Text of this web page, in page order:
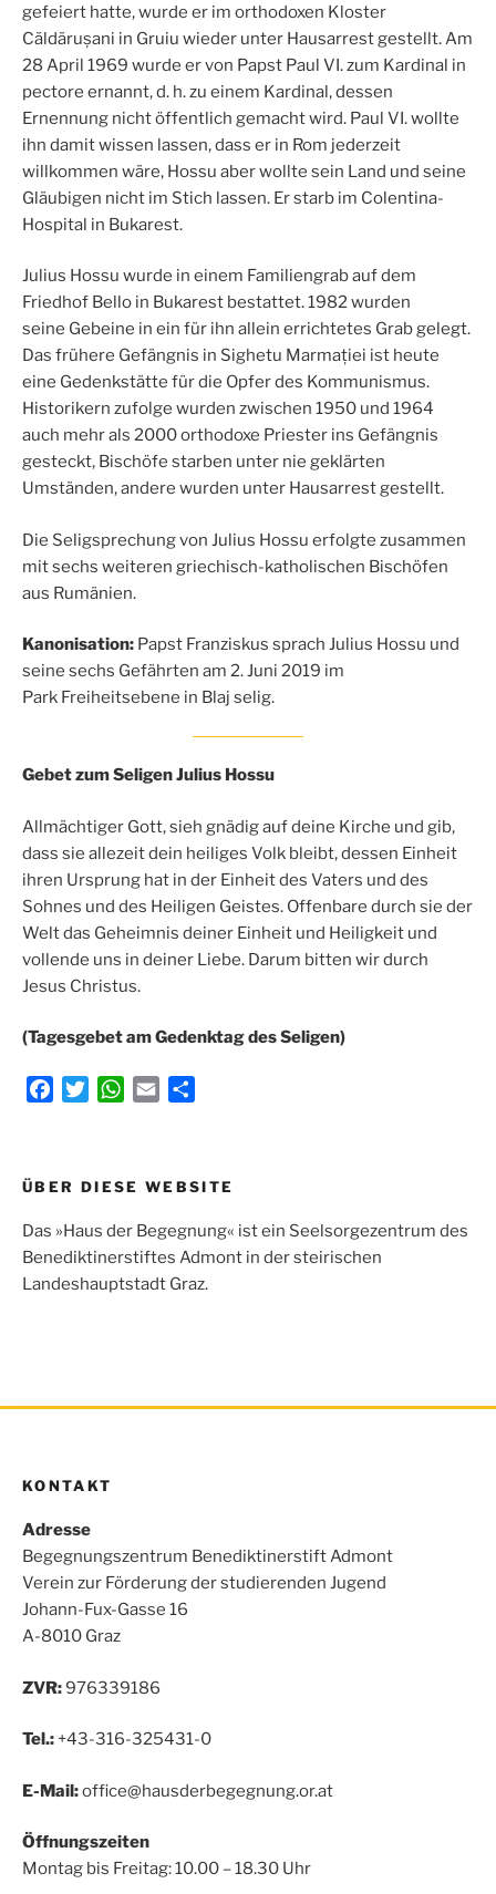
gefeiert hatte, wurde er im orthodoxen Kloster
Căldărușani in Gruiu wieder unter Hausarrest gestellt. Am
28 April 1969 wurde er von Papst Paul VI. zum Kardinal in
pectore ernannt, d. h. zu einem Kardinal, dessen
Ernennung nicht öffentlich gemacht wird. Paul VI. wollte
ihn damit wissen lassen, dass er in Rom jederzeit
willkommen wäre, Hossu aber wollte sein Land und seine
Gläubigen nicht im Stich lassen. Er starb im Colentina-
Hospital in Bukarest.
Julius Hossu wurde in einem Familiengrab auf dem
Friedhof Bello in Bukarest bestattet. 1982 wurden
seine Gebeine in ein für ihn allein errichtetes Grab gelegt.
Das frühere Gefängnis in Sighetu Marmației ist heute
eine Gedenkstätte für die Opfer des Kommunismus.
Historikern zufolge wurden zwischen 1950 und 1964
auch mehr als 2000 orthodoxe Priester ins Gefängnis
gesteckt, Bischöfe starben unter nie geklärten
Umständen, andere wurden unter Hausarrest gestellt.
Die Seligsprechung von Julius Hossu erfolgte zusammen
mit sechs weiteren griechisch-katholischen Bischöfen
aus Rumänien.
Kanonisation: Papst Franziskus sprach Julius Hossu und
seine sechs Gefährten am 2. Juni 2019 im
Park Freiheitsebene in Blaj selig.
Gebet zum Seligen Julius Hossu
Allmächtiger Gott, sieh gnädig auf deine Kirche und gib,
dass sie allezeit dein heiliges Volk bleibt, dessen Einheit
ihren Ursprung hat in der Einheit des Vaters und des
Sohnes und des Heiligen Geistes. Offenbare durch sie der
Welt das Geheimnis deiner Einheit und Heiligkeit und
vollende uns in deiner Liebe. Darum bitten wir durch
Jesus Christus.
(Tagesgebet am Gedenktag des Seligen)
b
k
t
r
W
s
l
e
Beitragsnavigation
ÜBER DIESE WEBSITE
Das »Haus der Begegnung« ist ein Seelsorgezentrum des
Benediktinerstiftes Admont in der steirischen
Landeshauptstadt Graz.
KONTAKT
Adresse
Begegnungszentrum Benediktinerstift Admont
Verein zur Förderung der studierenden Jugend
Johann-Fux-Gasse 16
A-8010 Graz
ZVR:976339186
Tel.: +43-316-325431-0
E-Mail:office@hausderbegegnung.or.at
Öffnungszeiten
Montag bis Freitag: 10.00 – 18.30 Uhr